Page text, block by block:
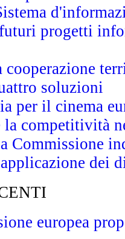
futuri progetti
cooperazione
soluzioni
per il cinema
la competitività
Commissione
dei
europea